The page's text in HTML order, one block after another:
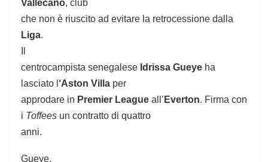
Vallecano, club
che non è riuscito ad evitare la retrocessione dalla
Liga.
centrocampista senegalese Idrissa Gueye ha
lasciato l ‘Aston Villa per
approdare in Premier League all’ Everton. Firma con
i Toffees un contratto di quattro
anni.
Gueye,